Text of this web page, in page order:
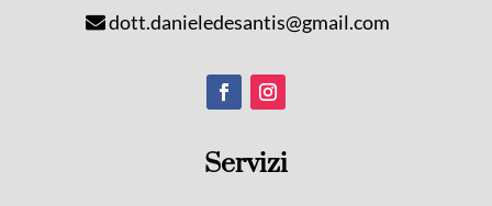
dott.danieledesantis@gmail.com
Servizi